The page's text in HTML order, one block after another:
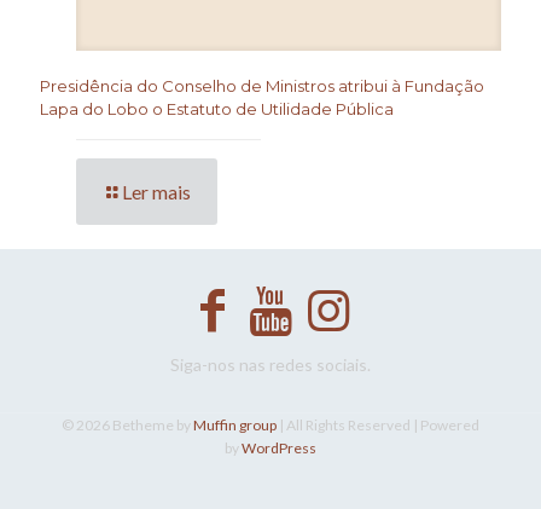
Presidência do Conselho de Ministros atribui à Fundação
Lapa do Lobo o Estatuto de Utilidade Pública
Ler mais
Siga-nos nas redes sociais.
© 2026 Betheme byMuffin group | All Rights Reserved | Powered
byWordPress